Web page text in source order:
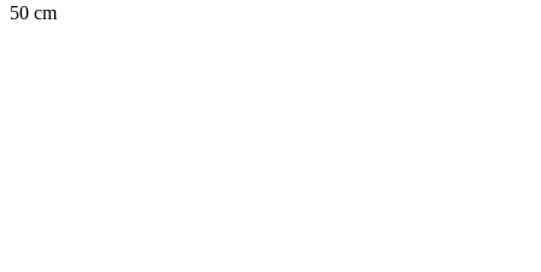
50 cm